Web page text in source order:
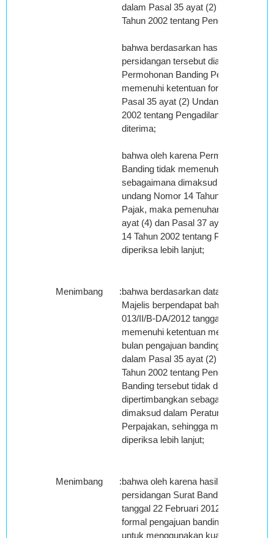
dalam Pasal 35 ayat (2) Undang-
Tahun 2002 tentang Pengadilan Pajak;
bahwa berdasarkan hasil
persidangan tersebut diatas, Majelis
Permohonan Banding Pemohon
memenuhi ketentuan formal
Pasal 35 ayat (2) Undang-undang
2002 tentang Pengadilan Pajak
diterima;
bahwa oleh karena Permohonan
Banding tidak memenuhi ketentuan
sebagaimana dimaksud Pasal 35
undang Nomor 14 Tahun 2002
Pajak, maka pemenuhan ketentuan
ayat (4) dan Pasal 37 ayat (1)
14 Tahun 2002 tentang Pengadilan
diperiksa lebih lanjut;
Menimbang :bahwa berdasarkan data dan
Majelis berpendapat bahwa Surat
013/II/B-DA/2012 tanggal 22 Februari
memenuhi ketentuan mengenai
bulan pengajuan banding
dalam Pasal 35 ayat (2) Undang-
Tahun 2002 tentang Pengadilan
Banding tersebut tidak dapat diterima
dipertimbangkan sebagai Surat
dimaksud dalam Peraturan
Perpajakan, sehingga materi pokok
diperiksa lebih lanjut;
Menimbang :bahwa oleh karena hasil
persidangan Surat Banding Nomor :
tanggal 22 Februari 2012 tidak
formal pengajuan banding, maka
untuk menggunakan kuasa Pasal 80